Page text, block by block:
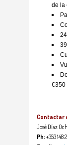
de la
€350
Contactar
José Díaz
Ph:+353 148